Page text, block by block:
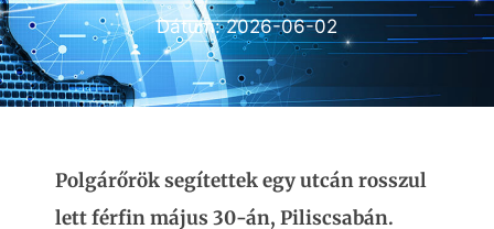
Dátum:2026-06-02
Polgárőrök segítettek egy utcán rosszul
lett férfin május 30-án, Piliscsabán.